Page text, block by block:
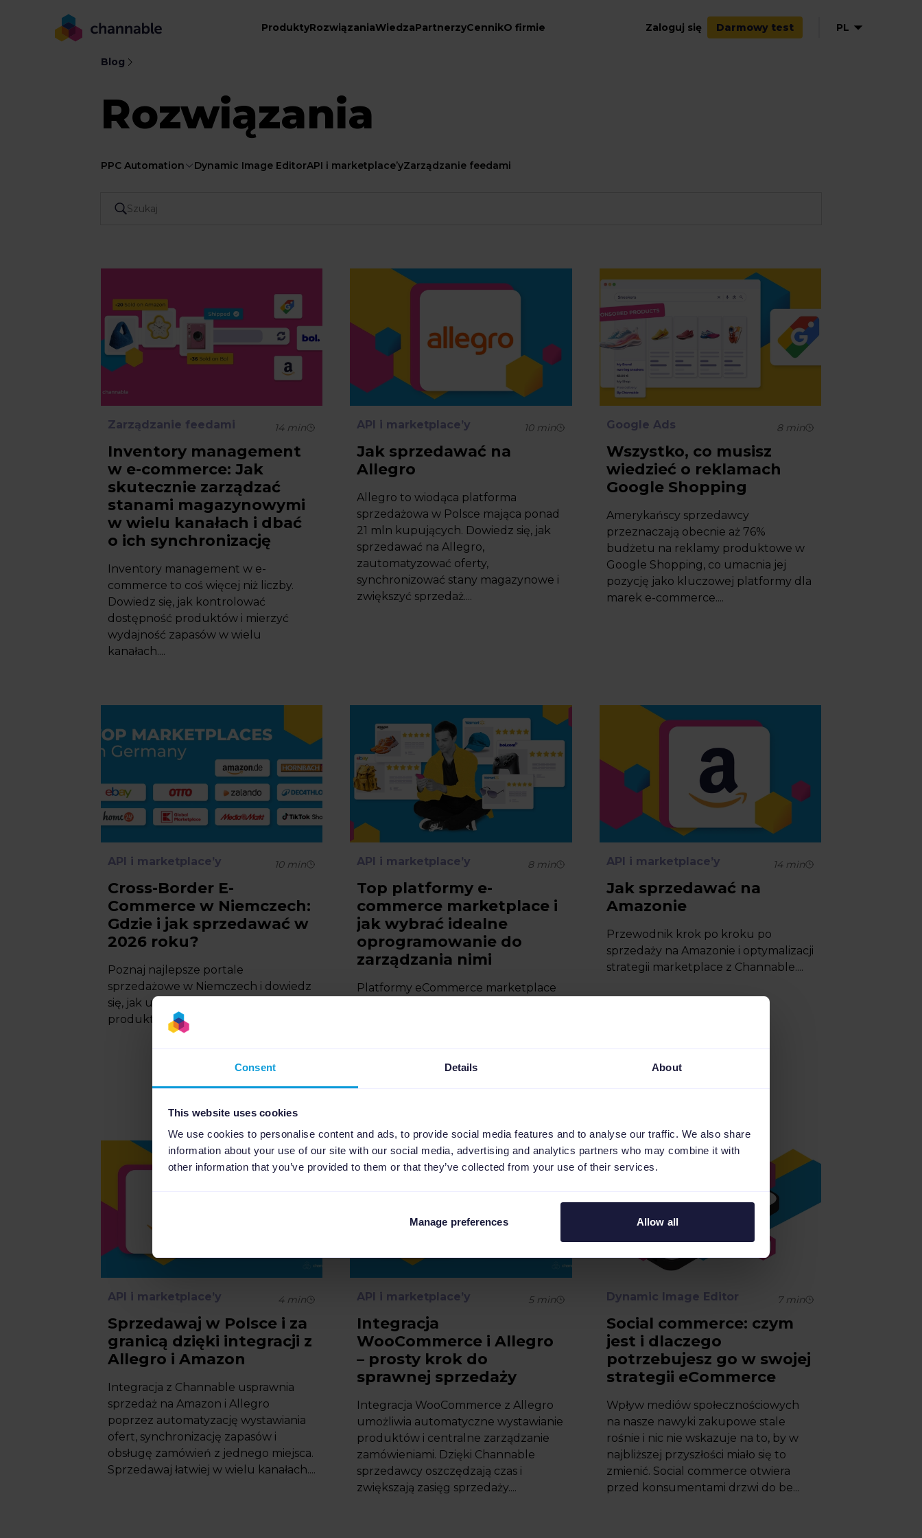
Consent Details About
This website uses cookies
We use cookies to personalise content and ads, to provide social media features and to analyse our traffic. We also share
information about your use of our site with our social media, advertising and analytics partners who may combine it with
other information that you’ve provided to them or that they’ve collected from your use of their services.
Manage preferences Allow all
ProduktyRozwiązaniaWiedzaPartnerzyCennikO firmie Zaloguj się Darmowy test PL
Blog
Rozwiązania
PPC Automation Dynamic Image EditorAPI i marketplace’yZarządzanie feedami
Zarządzanie feedami 14 min
Inventory management
w e-commerce: Jak
skutecznie zarządzać
stanami magazynowymi
w wielu kanałach i dbać
o ich synchronizację
Inventory management w e-
commerce to coś więcej niż liczby.
Dowiedz się, jak kontrolować
dostępność produktów i mierzyć
wydajność zapasów w wielu
kanałach....
API i marketplace’y 10min
Jak sprzedawać na
Allegro
Allegro to wiodąca platforma
sprzedażowa w Polsce mająca ponad
21 mln kupujących. Dowiedz się, jak
sprzedawać na Allegro,
zautomatyzować oferty,
synchronizować stany magazynowe i
zwiększyć sprzedaż....
Google Ads 8min
Wszystko, co musisz
wiedzieć o reklamach
Google Shopping
Amerykańscy sprzedawcy
przeznaczają obecnie aż 76%
budżetu na reklamy produktowe w
Google Shopping, co umacnia jej
pozycję jako kluczowej platformy dla
marek e-commerce....
API i marketplace’y 10min
Cross-Border E-
Commerce w Niemczech:
Gdzie i jak sprzedawać w
2026 roku?
Poznaj najlepsze portale
sprzedażowe w Niemczech i dowiedz
się, jak usprawnić zarządzanie danymi
produktowymi z Channable....
API i marketplace’y 8min
Top platformy e-
commerce marketplace i
jak wybrać idealne
oprogramowanie do
zarządzania nimi
Platformy eCommerce marketplace
handlowych, które powinien znać
każd...
API i marketplace’y 14min
Jak sprzedawać na
Amazonie
Przewodnik krok po kroku po
sprzedaży na Amazonie i optymalizacji
strategii marketplace z Channable....
API i marketplace’y 4 min
Sprzedawaj w Polsce i za
granicą dzięki integracji z
Allegro i Amazon
Integracja z Channable usprawnia
sprzedaż na Amazon i Allegro
poprzez automatyzację wystawiania
ofert, synchronizację zapasów i
obsługę zamówień z jednego miejsca.
Sprzedawaj łatwiej w wielu kanałach....
API i marketplace’y 5min
Integracja
WooCommerce i Allegro
– prosty krok do
sprawnej sprzedaży
Integracja WooCommerce z Allegro
umożliwia automatyczne wystawianie
produktów i centralne zarządzanie
zamówieniami. Dzięki Channable
sprzedawcy oszczędzają czas i
zwiększają zasięg sprzedaży....
Dynamic Image Editor 7min
Social commerce: czym
jest i dlaczego
potrzebujesz go w swojej
strategii eCommerce
Wpływ mediów społecznościowych
na nasze nawyki zakupowe stale
rośnie i nic nie wskazuje na to, by w
najbliższej przyszłości miało się to
zmienić. Social commerce otwiera
przed konsumentami drzwi do be...